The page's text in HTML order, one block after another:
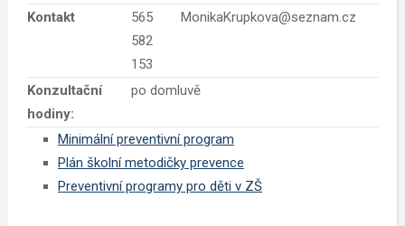
Kontakt
565
582
153
MonikaKrupkova@seznam.cz
Konzultační
hodiny:
po domluvě
Minimální preventivní program
Plán školní metodičky prevence
Preventivní programy pro děti v ZŠ